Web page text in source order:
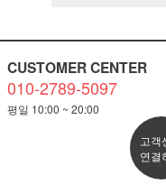
CUSTOMER CENTER
010-2789-5097
평일 10:00 ~ 20:00
고객
연결